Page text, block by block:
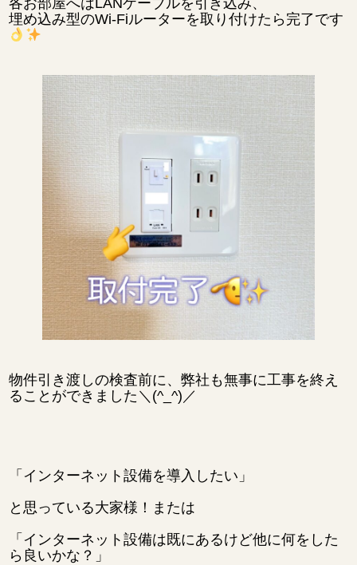
埋め込み型のWi-Fiルーターを取り付けたら完了です
物件引き渡しの検査前に、弊社も無事に工事を終え
ることができました＼(^_^)／
「インターネット設備を導入したい」
と思っている大家様！または
「インターネット設備は既にあるけど他に何をした
ら良いかな？」